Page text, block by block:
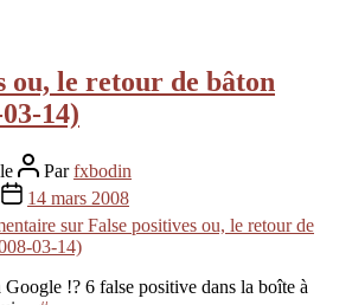
ou, le retour de bâton
14)
Parfxbodin
14 mars 2008
sur False positives ou, le retour de
03-14)
!? 6 false positive dans la boîte à